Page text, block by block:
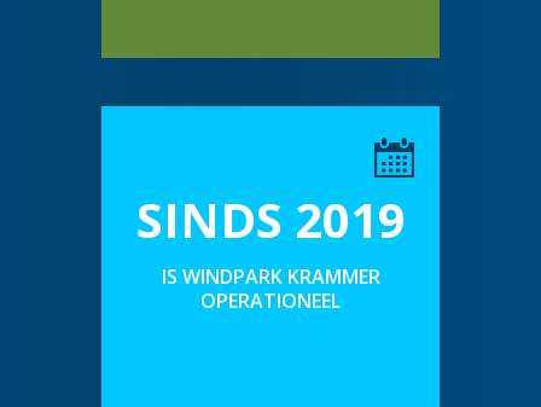
SINDS 2019
IS WINDPARK KRAMMER
OPERATIONEEL